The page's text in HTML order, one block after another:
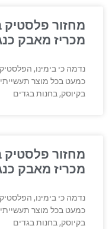
מחזור פלסטיק
מכריז מאבק
נדמה כי בימינו,
כמעט בכל מוצר
בקיוסק, בחנות בגדים
מחזור פלסטיק
מכריז מאבק
נדמה כי בימינו,
כמעט בכל מוצר
בקיוסק, בחנות בגדים